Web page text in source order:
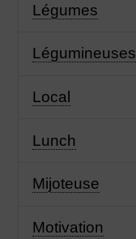
Légumes
Légumineuses
Local
Lunch
Mijoteuse
Motivation